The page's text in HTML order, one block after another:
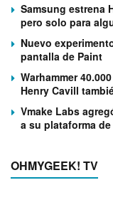
Samsung estrena
pero solo para
Nuevo
pantalla de Paint
Warhammer
Henry Cavill
Vmake Labs
a su plataforma
OHMYGEEK! TV